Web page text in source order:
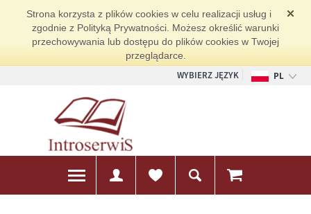
Strona korzysta z plików cookies w celu realizacji usług i
zgodnie z Polityką Prywatności. Możesz określić warunki
przechowywania lub dostępu do plików cookies w Twojej
przeglądarce.
WYBIERZ JĘZYK
PL